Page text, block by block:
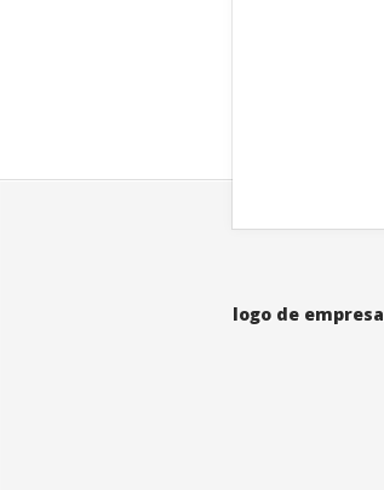
logo de empresa